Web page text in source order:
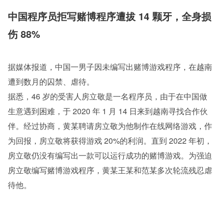
中国程序员拒写赌博程序遭拔 14 颗牙，全身损
伤 88%
据媒体报道，中国一男子因未编写出赌博游戏程序，在越南
遭到数月的囚禁、虐待。
据悉，46 岁的受害人房立敬是一名程序员，由于在中国做
生意遇到困难，于 2020 年 1 月 14 日来到越南寻找合作伙
伴。经过协商，黄某聘请房立敬为他制作在线网络游戏，作
为回报，房立敬将获得游戏 20%的利润。直到 2022 年初，
房立敬仍没有编写出一款可以运行成功的赌博游戏。为强迫
房立敬编写赌博游戏程序，黄某王某和范某多次轮流残忍虐
待他。